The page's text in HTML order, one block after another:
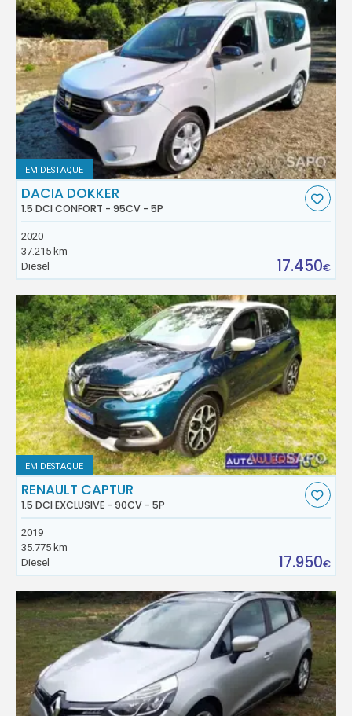
EM DESTAQUE
DACIA DOKKER
1.5 DCI CONFORT - 95CV - 5P
2020
37.215 km
Diesel
17.450€
EM DESTAQUE
RENAULT CAPTUR
1.5 DCI EXCLUSIVE - 90CV - 5P
2019
35.775 km
Diesel
17.950€